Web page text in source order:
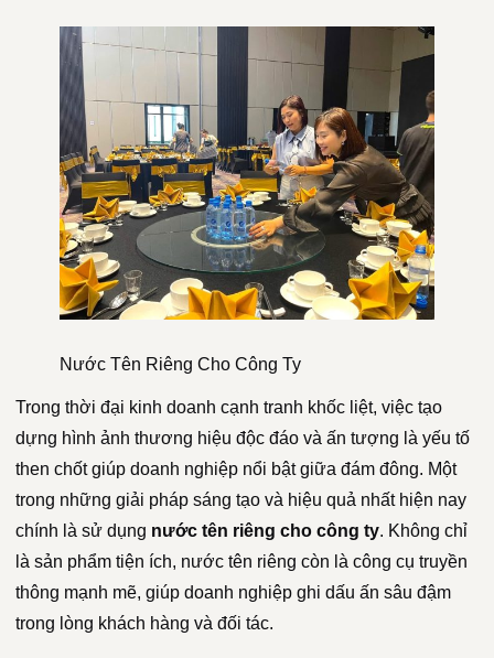
Nước Tên Riêng Cho Công Ty
Trong thời đại kinh doanh cạnh tranh khốc liệt, việc tạo
dựng hình ảnh thương hiệu độc đáo và ấn tượng là yếu tố
then chốt giúp doanh nghiệp nổi bật giữa đám đông. Một
trong những giải pháp sáng tạo và hiệu quả nhất hiện nay
chính là sử dụng nước tên riêng cho công ty. Không chỉ
là sản phẩm tiện ích, nước tên riêng còn là công cụ truyền
thông mạnh mẽ, giúp doanh nghiệp ghi dấu ấn sâu đậm
trong lòng khách hàng và đối tác.